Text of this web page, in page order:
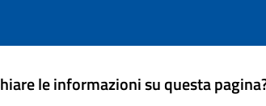
le informazioni su questa